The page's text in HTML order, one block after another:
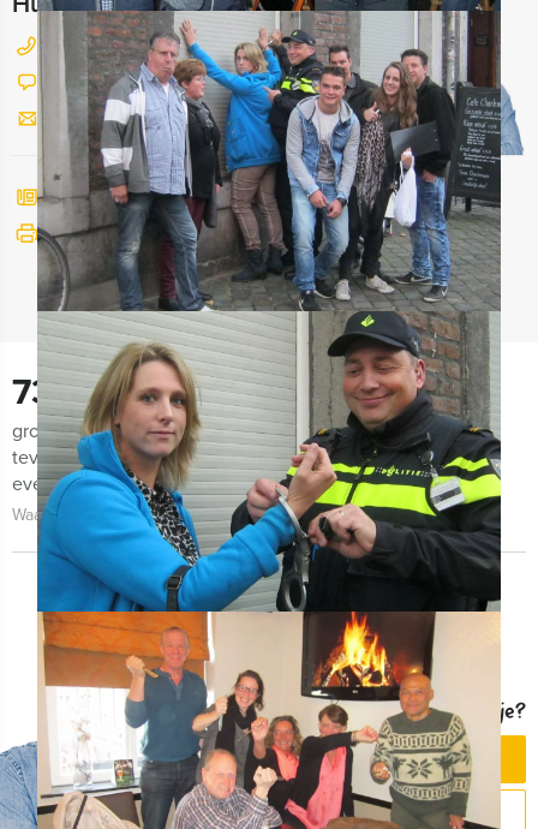
026 820 03 69
Chat met Jeroen
Stuur ons een mailtje
Bel mij terug
Bekijk printbare versie
730
groepen lieten ons de afgelopen maanden weten zeer
tevreden te zijn met de organisatie van het uitje, het
evenement zelf én de begeleiding!
Waarom kiezen voor Arnhem Excursies?
Vragen over dit uitje?
CHAT MET JEROEN
BEL 026 820 03 69